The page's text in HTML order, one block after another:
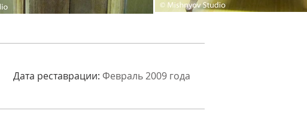
Дата реставрации: Февраль 2009 года